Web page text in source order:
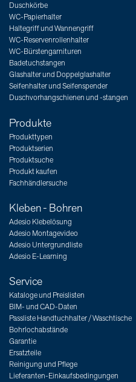
Duschkörbe
WC-Papierhalter
Haltegriff und Wannengriff
WC-Reservenrollenhalter
WC-Bürstengarnituren
Badetuchstangen
Glashalter und Doppelglashalter
Seifenhalter und Seifenspender
Duschvorhangschienen und -stangen
Produkte
Produkttypen
Produktserien
Produktsuche
Produkt kaufen
Fachhändlersuche
Kleben - Bohren
Adesio Klebelösung
Adesio Montagevideo
Adesio Untergrundliste
Adesio E-Learning
Service
Kataloge und Preislisten
BIM- und CAD-Daten
Passliste Handtuchhalter / Waschtische
Bohrlochabstände
Garantie
Ersatzteile
Reinigung und Pflege
Lieferanten-Einkaufsbedingungen